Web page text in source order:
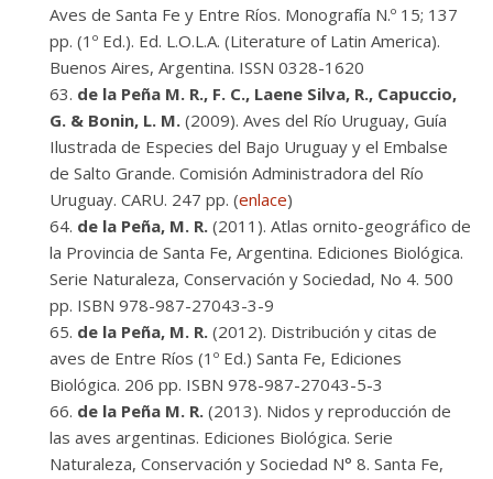
Aves de Santa Fe y Entre Ríos. Monografía N.º 15; 137
pp. (1º Ed.). Ed. L.O.L.A. (Literature of Latin America).
Buenos Aires, Argentina. ISSN 0328-1620
de la Peña M. R., F. C., Laene Silva, R., Capuccio,
G. & Bonin, L. M. (2009). Aves del Río Uruguay, Guía
Ilustrada de Especies del Bajo Uruguay y el Embalse
de Salto Grande. Comisión Administradora del Río
Uruguay. CARU. 247 pp. (enlace)
de la Peña, M. R. (2011). Atlas ornito-geográfico de
la Provincia de Santa Fe, Argentina. Ediciones Biológica.
Serie Naturaleza, Conservación y Sociedad, No 4. 500
pp. ISBN 978-987-27043-3-9
de la Peña, M. R. (2012). Distribución y citas de
aves de Entre Ríos (1º Ed.) Santa Fe, Ediciones
Biológica. 206 pp. ISBN 978-987-27043-5-3
de la Peña M. R. (2013). Nidos y reproducción de
las aves argentinas. Ediciones Biológica. Serie
Naturaleza, Conservación y Sociedad N° 8. Santa Fe,